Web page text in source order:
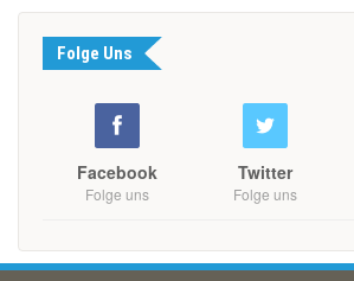
Folge Uns
Facebook
Folge uns
Twitter
Folge uns